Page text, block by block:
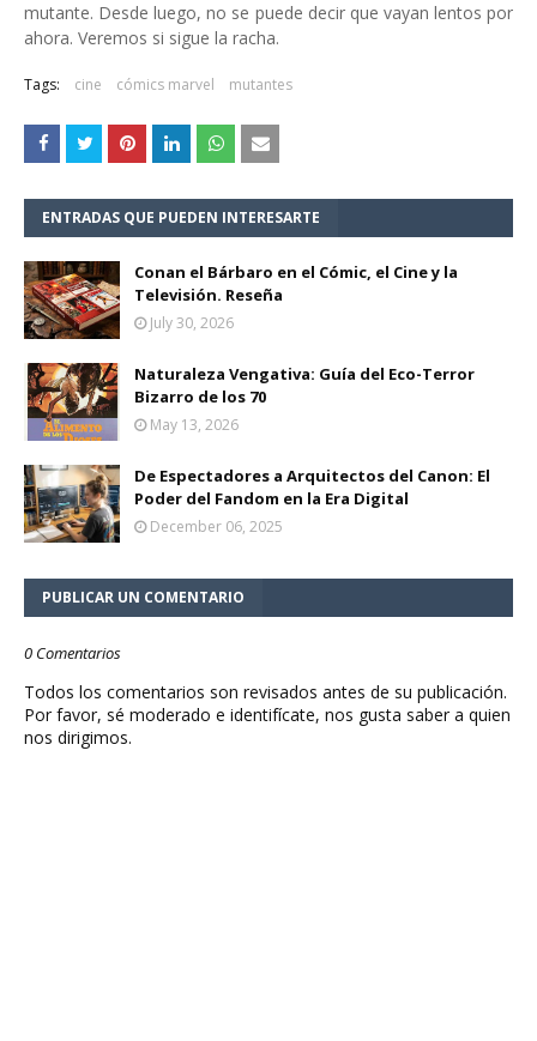
mutante. Desde luego, no se puede decir que vayan lentos por
ahora. Veremos si sigue la racha.
Tags: cine cómics marvel mutantes
ENTRADAS QUE PUEDEN INTERESARTE
Conan el Bárbaro en el Cómic, el Cine y la
Televisión. Reseña
July 30, 2026
Naturaleza Vengativa: Guía del Eco-Terror
Bizarro de los 70
May 13, 2026
De Espectadores a Arquitectos del Canon: El
Poder del Fandom en la Era Digital
December 06, 2025
PUBLICAR UN COMENTARIO
0 Comentarios
Todos los comentarios son revisados antes de su publicación.
Por favor, sé moderado e identifícate, nos gusta saber a quien
nos dirigimos.